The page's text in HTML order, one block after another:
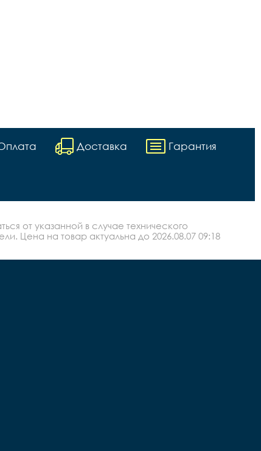
Доставка Гарантия
от указанной в случае технического
Цена на товар актуальна до 2026.08.07 09:18